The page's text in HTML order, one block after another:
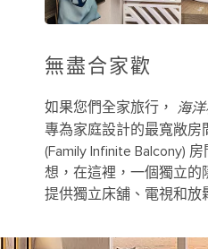
無盡合家歡
如果您們全家旅行， 海
專為家庭設計的最寬敞房
(Family Infinite Balcony)
想，在這裡，一個獨立的
提供獨立床舖、電視和放